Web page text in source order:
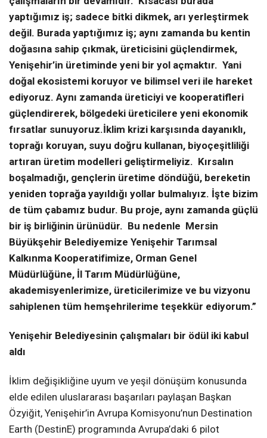
yaptığımız iş; sadece bitki dikmek, arı yerleştirmek
değil. Burada yaptığımız iş; aynı zamanda bu kentin
doğasına sahip çıkmak, üreticisini güçlendirmek,
Yenişehir’in üretiminde yeni bir yol açmaktır. Yani
doğal ekosistemi koruyor ve bilimsel veri ile hareket
ediyoruz. Aynı zamanda üreticiyi ve kooperatifleri
güçlendirerek, bölgedeki üreticilere yeni ekonomik
fırsatlar sunuyoruz.İklim krizi karşısında dayanıklı,
toprağı koruyan, suyu doğru kullanan, biyoçeşitliliği
artıran üretim modelleri geliştirmeliyiz. Kırsalın
boşalmadığı, gençlerin üretime döndüğü, bereketin
yeniden toprağa yayıldığı yollar bulmalıyız. İşte bizim
de tüm çabamız budur. Bu proje, aynı zamanda güçlü
bir iş birliğinin ürünüdür. Bu nedenle Mersin
Büyükşehir Belediyemize Yenişehir Tarımsal
Kalkınma Kooperatifimize, Orman Genel
Müdürlüğüne, İl Tarım Müdürlüğüne,
akademisyenlerimize, üreticilerimize ve bu vizyonu
sahiplenen tüm hemşehrilerime teşekkür ediyorum.”
Yenişehir Belediyesinin çalışmaları bir ödül iki kabul
aldı
İklim değişikliğine uyum ve yeşil dönüşüm konusunda
elde edilen uluslararası başarıları paylaşan Başkan
Özyiğit, Yenişehir’in Avrupa Komisyonu’nun Destination
Earth (DestinE) programında Avrupa’daki 6 pilot